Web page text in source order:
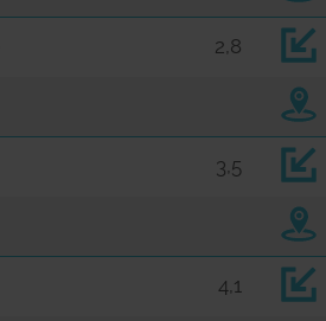
2,8
3,5
4,1